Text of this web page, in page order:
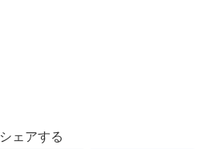
シェアする